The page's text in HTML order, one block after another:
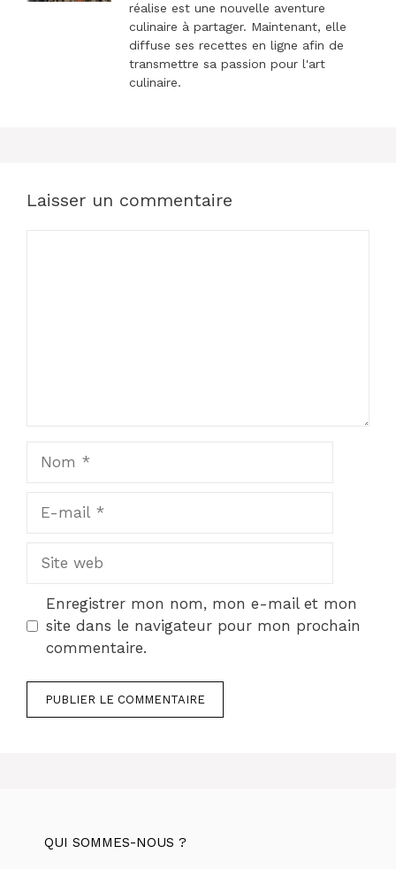
réalise est une nouvelle aventure
culinaire à partager. Maintenant, elle
diffuse ses recettes en ligne afin de
transmettre sa passion pour l'art
culinaire.
Laisser un commentaire
mail
web
Enregistrer mon nom, mon e-mail et mon
site dans le navigateur pour mon prochain
commentaire.
QUI SOMMES-NOUS ?